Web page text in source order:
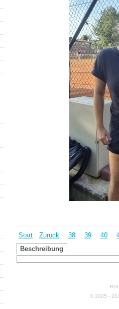
Start Zurück 38 39 40
Beschreibung
© 2005 -